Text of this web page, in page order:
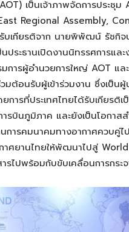
เป็นเจ้าภาพจัดการประชุ
Regional Assembly,
บเกียรติจาก นายพิพัฒน์ รัชกิจ
ประธานเปิดงานนิทรรศการแล
ารผู้อำนวยการใหญ่ AOT แ
ต้อนรับผู้เข้าร่วมงาน ซึ่งเป็นผู้
การที่ประเทศไทยได้รับเกียรติ
บินภูมิภาค และยังเป็นโอกาส
ารคมนาคมทางอากาศควบคู่ไ
กาศยานไทยให้พัฒนาไปสู่
รไปพร้อมกับขับเคลื่อนการกร